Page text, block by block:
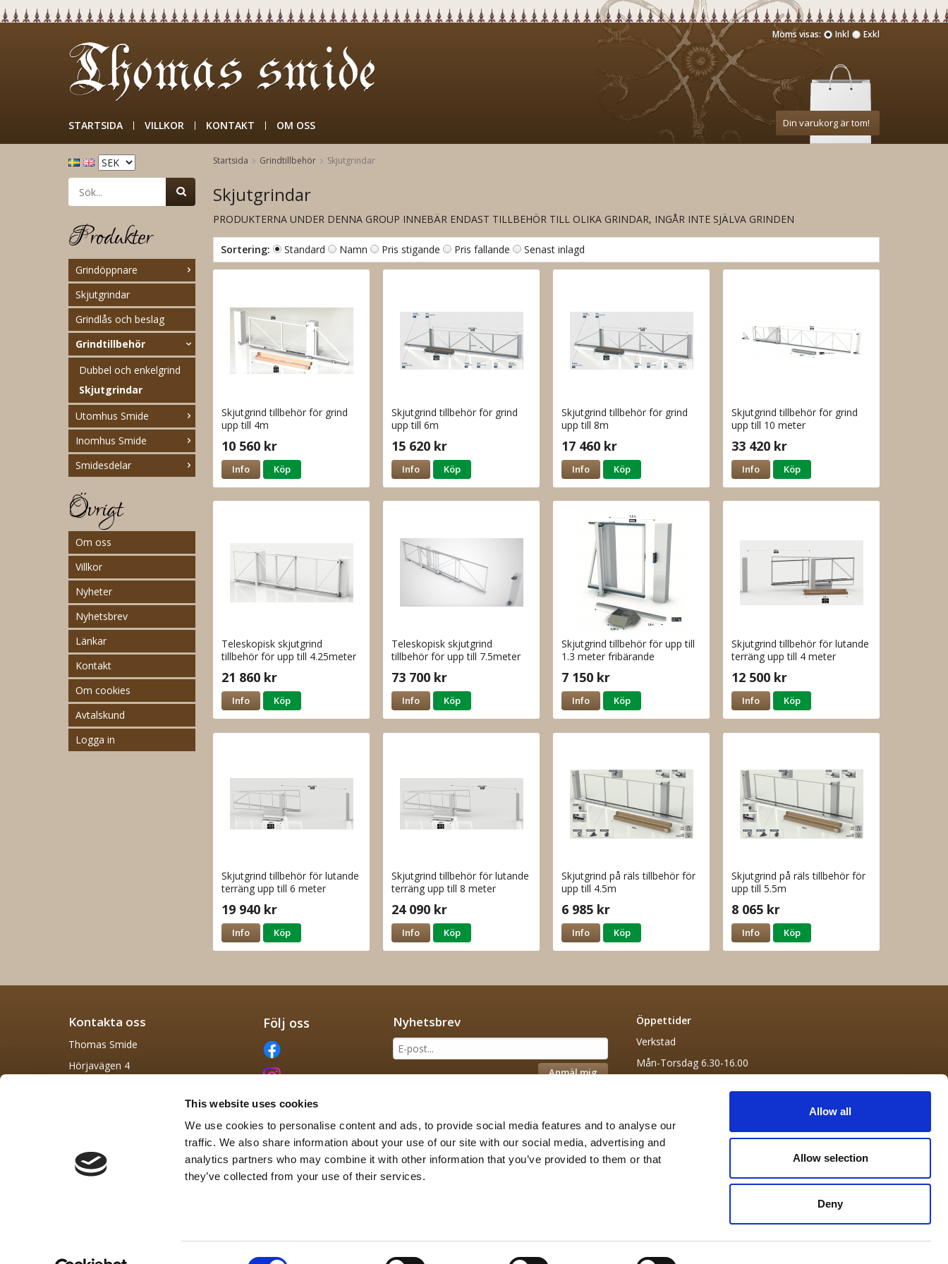
This website uses cookies
We use cookies to personalise content and ads, to provide social media features and to analyse our
traffic. We also share information about your use of our site with our social media, advertising and
analytics partners who may combine it with other information that you’ve provided to them or that
they’ve collected from your use of their services.
Allow all
Allow selection
Deny
STARTSIDA VILLKOR KONTAKT OM OSS Din varukorg är tom!
Moms visas: Inkl Exkl
Produkter
Grindöppnare
Skjutgrindar
Grindlås och beslag
Grindtillbehör
Dubbel och enkelgrind
Skjutgrindar
Utomhus Smide
Inomhus Smide
Smidesdelar
Övrigt
Om oss
Villkor
Nyheter
Nyhetsbrev
Länkar
Kontakt
Om cookies
Avtalskund
Logga in
Startsida Grindtillbehör Skjutgrindar
Skjutgrindar
PRODUKTERNA UNDER DENNA GROUP INNEBÄR ENDAST TILLBEHÖR TILL OLIKA GRINDAR, INGÅR INTE SJÄLVA GRINDEN
Sortering: Standard Namn Pris stigande Pris fallande Senast inlagd
Skjutgrind tillbehör för grind
upp till 4m
10 560 kr
Info Köp
Skjutgrind tillbehör för grind
upp till 6m
15 620 kr
Info Köp
Skjutgrind tillbehör för grind
upp till 8m
17 460 kr
Info Köp
Skjutgrind tillbehör för grind
upp till 10 meter
33 420 kr
Info Köp
Teleskopisk skjutgrind
tillbehör för upp till 4.25meter
21 860 kr
Info Köp
Teleskopisk skjutgrind
tillbehör för upp till 7.5meter
73 700 kr
Info Köp
Skjutgrind tillbehör för upp till
1.3 meter fribärande
gånggrind
7 150 kr
Info Köp
Skjutgrind tillbehör för lutande
terräng upp till 4 meter
12 500 kr
Info Köp
Skjutgrind tillbehör för lutande
terräng upp till 6 meter
19 940 kr
Info Köp
Skjutgrind tillbehör för lutande
terräng upp till 8 meter
24 090 kr
Info Köp
Skjutgrind på räls tillbehör för
upp till 4.5m
6 985 kr
Info Köp
Skjutgrind på räls tillbehör för
upp till 5.5m
8 065 kr
Info Köp
Kontakta oss
Thomas Smide
Hörjavägen 4
Följ oss Nyhetsbrev
Anmäl mig
Öppettider
Verkstad
Mån-Torsdag 6.30-16.00